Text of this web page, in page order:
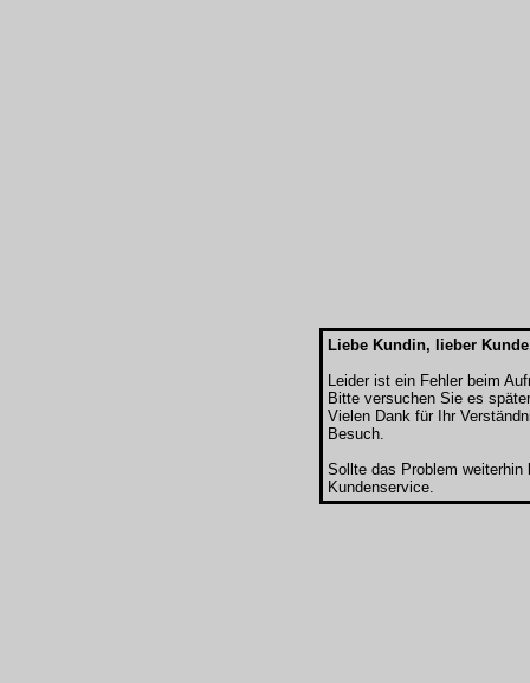
Liebe Kundin, lieber
Leider ist ein Fehler beim
Bitte versuchen Sie es
Vielen Dank für Ihr
Besuch.
Sollte das Problem
Kundenservice.